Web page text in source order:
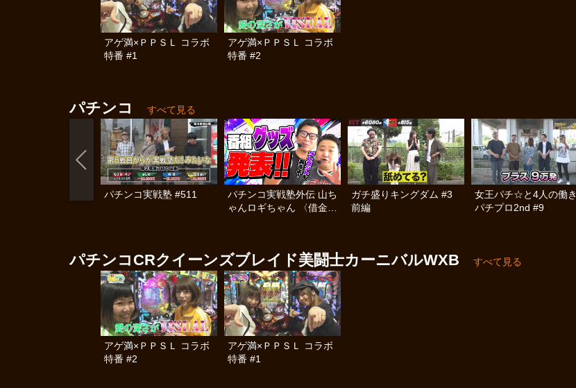
アゲ満×ＰＰＳＬ コラボ
特番 #1
アゲ満×ＰＰＳＬ コラボ
特番 #2
パチンコ すべて見る
パチンコ実戦塾 #511
パチンコ実戦塾外伝 山ち
ゃんロギちゃん 〈借金返
ガチ盛りキングダム #3
前編
女王パチ☆と4人の働き
パチプロ2nd #9
パチンコCRクイーンズブレイド美闘士カーニバルWXB すべて見る
アゲ満×ＰＰＳＬ コラボ
特番 #2
アゲ満×ＰＰＳＬ コラボ
特番 #1